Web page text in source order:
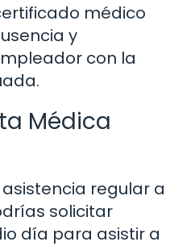
médico
y
con la
Médica
regular a
solicitar
día para asistir a